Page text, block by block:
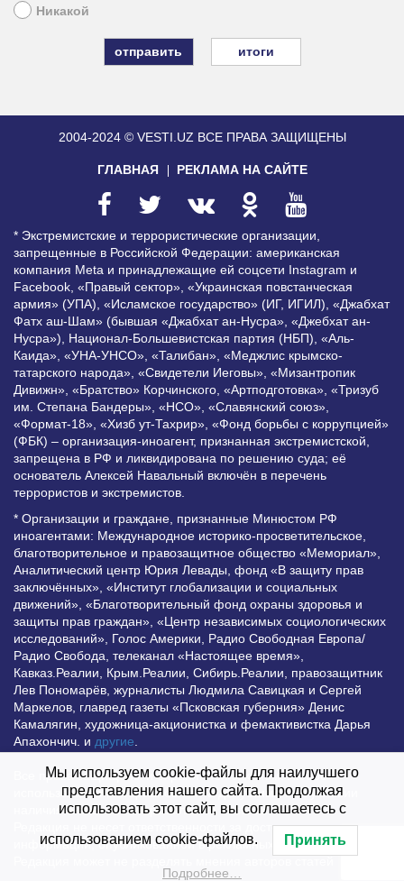
Никакой
итоги
2004-2024 © VESTI.UZ ВСЕ ПРАВА ЗАЩИЩЕНЫ
ГЛАВНАЯ РЕКЛАМА НА САЙТЕ
* Экстремистские и террористические организации,
запрещенные в Российской Федерации: американская
компания Meta и принадлежащие ей соцсети Instagram и
Facebook, «Правый сектор», «Украинская повстанческая
армия» (УПА), «Исламское государство» (ИГ, ИГИЛ), «Джабхат
Фатх аш-Шам» (бывшая «Джабхат ан-Нусра», «Джебхат ан-
Нусра»), Национал-Большевистская партия (НБП), «Аль-
Каида», «УНА-УНСО», «Талибан», «Меджлис крымско-
татарского народа», «Свидетели Иеговы», «Мизантропик
Дивижн», «Братство» Корчинского, «Артподготовка», «Тризуб
им. Степана Бандеры», «НСО», «Славянский союз»,
«Формат-18», «Хизб ут-Тахрир», «Фонд борьбы с коррупцией»
(ФБК) – организация-иноагент, признанная экстремистской,
запрещена в РФ и ликвидирована по решению суда; её
основатель Алексей Навальный включён в перечень
террористов и экстремистов.
* Организации и граждане, признанные Минюстом РФ
иноагентами: Международное историко-просветительское,
благотворительное и правозащитное общество «Мемориал»,
Аналитический центр Юрия Левады, фонд «В защиту прав
заключённых», «Институт глобализации и социальных
движений», «Благотворительный фонд охраны здоровья и
защиты прав граждан», «Центр независимых социологических
исследований», Голос Америки, Радио Свободная Европа/
Радио Свобода, телеканал «Настоящее время»,
Кавказ.Реалии, Крым.Реалии, Сибирь.Реалии, правозащитник
Лев Пономарёв, журналисты Людмила Савицкая и Сергей
Маркелов, главред газеты «Псковская губерния» Денис
Камалягин, художница-акционистка и фемактивистка Дарья
Апахончич. и другие
Все права защищены и охраняются законом. Любое
использование материалов сайта допустимо при условии
наличия активной гиперссылки на Vesti.UZ.
Редакция не несет ответственности за достоверность
информации, опубликованной в рекламных объявлениях.
Редакция может не разделять мнения авторов статей
Мы используем cookie-файлы для наилучшего
представления нашего сайта. Продолжая
использовать этот сайт, вы соглашаетесь с
использованием cookie-файлов. Принять
Подробнее…